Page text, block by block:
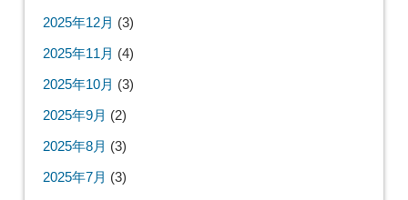
2025年12月 (3)
2025年11月 (4)
2025年10月 (3)
2025年9月 (2)
2025年8月 (3)
2025年7月 (3)